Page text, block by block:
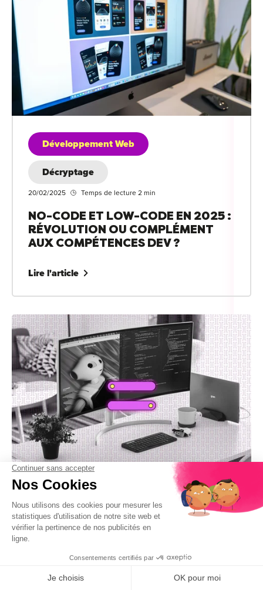
Développement Web
Décryptage
20/02/2025 Temps de lecture 2 min
NO-CODE ET LOW-CODE EN 2025 :
RÉVOLUTION OU COMPLÉMENT
AUX COMPÉTENCES DEV ?
Lire l'article
Développement Web
Décryptage
26/02/2024 Temps de lecture 2 min